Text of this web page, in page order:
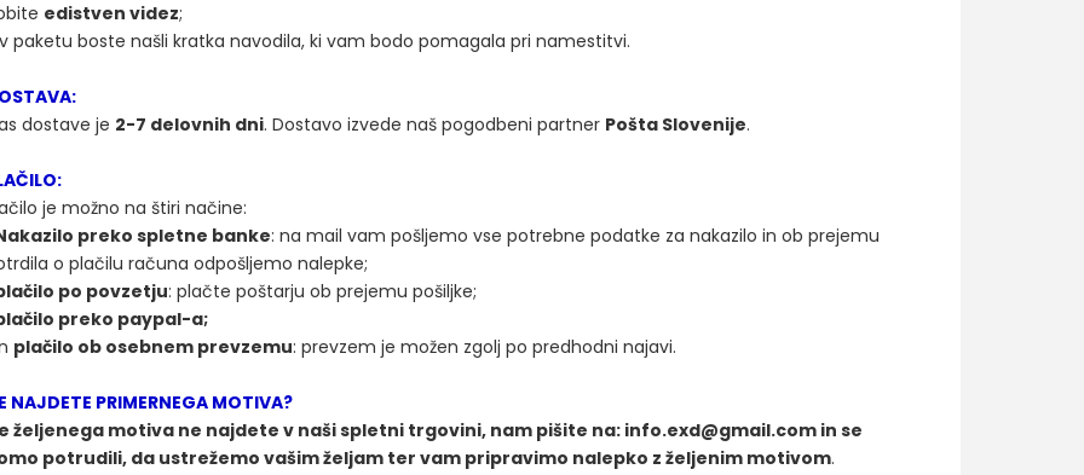
edistven videz;
paketu boste našli kratka navodila, ki vam bodo pomagala pri namestitvi.
dostave je 2-7 delovnih dni. Dostavo izvede naš pogodbeni partner Pošta Slovenije.
je možno na štiri načine:
preko spletne banke: na mail vam pošljemo vse potrebne podatke za nakazilo in ob prejemu
o plačilu računa odpošljemo nalepke;
po povzetju: plačte poštarju ob prejemu pošiljke;
preko paypal-a;
plačilo ob osebnem prevzemu: prevzem je možen zgolj po predhodni najavi.
NAJDETE PRIMERNEGA MOTIVA?
željenega motiva ne najdete v naši spletni trgovini, nam pišite na: info.exd@gmail.com in se
potrudili, da ustrežemo vašim željam ter vam pripravimo nalepko z željenim motivom.